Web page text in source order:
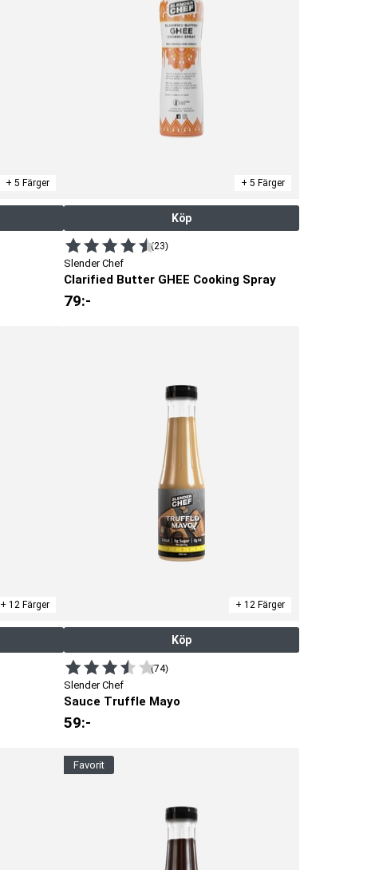
+ 5 Färger + 5 Färger
Köp
(23)
Slender Chef
Clarified Butter GHEE Cooking Spray
79:-
+ 12 Färger + 12 Färger
Köp
(74)
Slender Chef
Sauce Truffle Mayo
59:-
favorit